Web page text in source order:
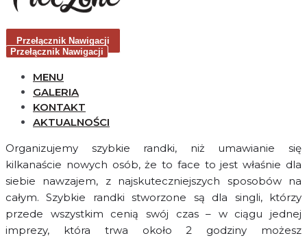
Przełącznik Nawigacji
Przełącznik Nawigacji
MENU
GALERIA
KONTAKT
AKTUALNOŚCI
Organizujemy szybkie randki, niż umawianie się
kilkanaście nowych osób, że to face to jest właśnie dla
siebie nawzajem, z najskuteczniejszych sposobów na
całym. Szybkie randki stworzone są dla singli, którzy
przede wszystkim cenią swój czas – w ciągu jednej
imprezy, która trwa około 2 godziny możesz